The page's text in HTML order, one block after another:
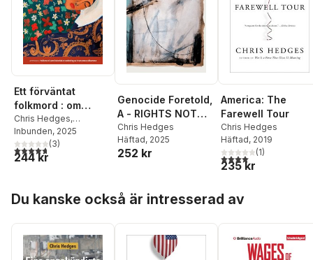
Ett förväntat
folkmord : om
överlevnad och
motstånd i det
ockuperade
Palestina
Chris Hedges,
Francesca Albanese
Inbunden, 2025
4,7utav 5 stjärnor. Totalt antal röster:
(3)
244 kr
Genocide Foretold,
A - RIGHTS NOT
OWNED
Chris Hedges
Häftad, 2025
252 kr
America: The
Farewell Tour
Chris Hedges
Häftad, 2019
4,0utav 5 stjärnor.
(1)
235 kr
Du kanske också är intresserad av